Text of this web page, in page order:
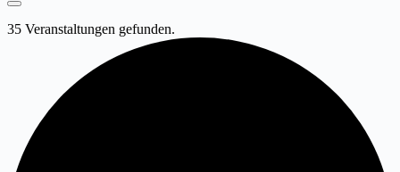
35 Veranstaltungen gefunden.